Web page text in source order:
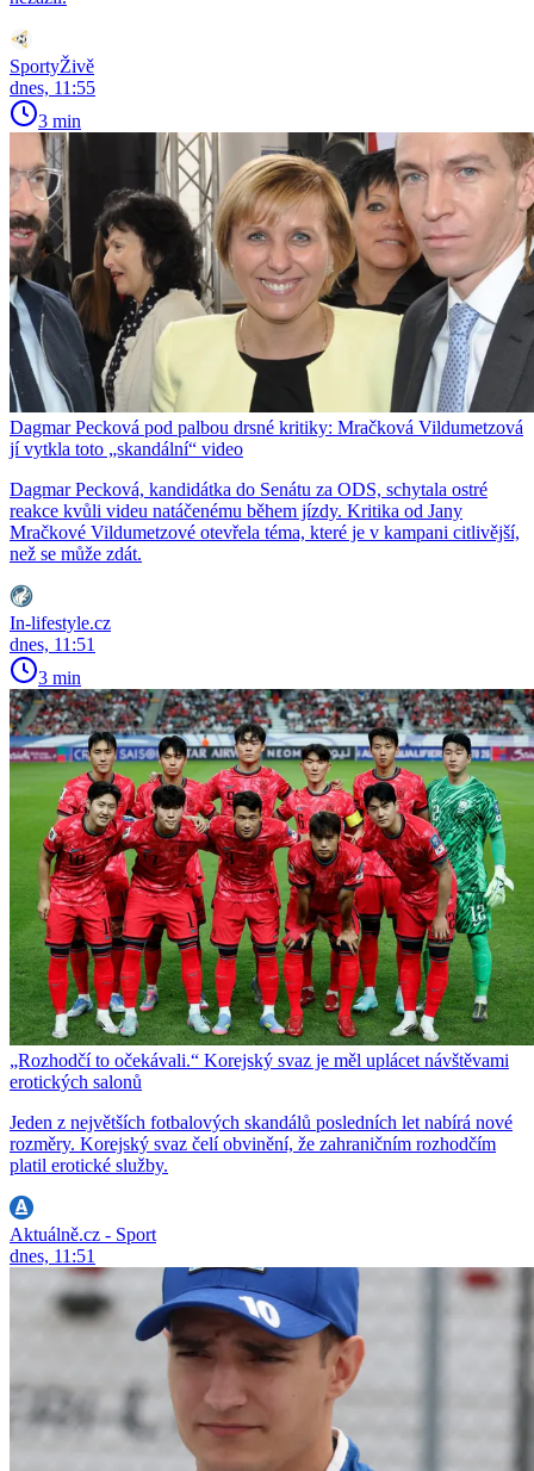
SportyŽivě
dnes, 11:55
3 min
Dagmar Pecková pod palbou drsné kritiky: Mračková Vildumetzová
jí vytkla toto „skandální“ video
Dagmar Pecková, kandidátka do Senátu za ODS, schytala ostré
reakce kvůli videu natáčenému během jízdy. Kritika od Jany
Mračkové Vildumetzové otevřela téma, které je v kampani citlivější,
než se může zdát.
In-lifestyle.cz
dnes, 11:51
3 min
„Rozhodčí to očekávali.“ Korejský svaz je měl uplácet návštěvami
erotických salonů
Jeden z největších fotbalových skandálů posledních let nabírá nové
rozměry. Korejský svaz čelí obvinění, že zahraničním rozhodčím
platil erotické služby.
Aktuálně.cz - Sport
dnes, 11:51